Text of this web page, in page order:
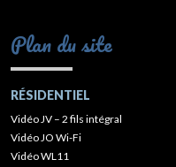
Plan du site
RÉSIDENTIEL
Vidéo JV – 2 fils intégral
Vidéo JO Wi-Fi
Vidéo WL11